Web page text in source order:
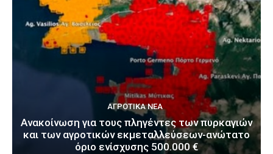
ΑΓΡΟΤΙΚΆ ΝΈΑ
Ανακοίνωση για τους πληγέντες των πυρκαγιών
και των αγροτικών εκμεταλλεύσεων-ανώτατο
όριο ενίσχυσης 500.000 €